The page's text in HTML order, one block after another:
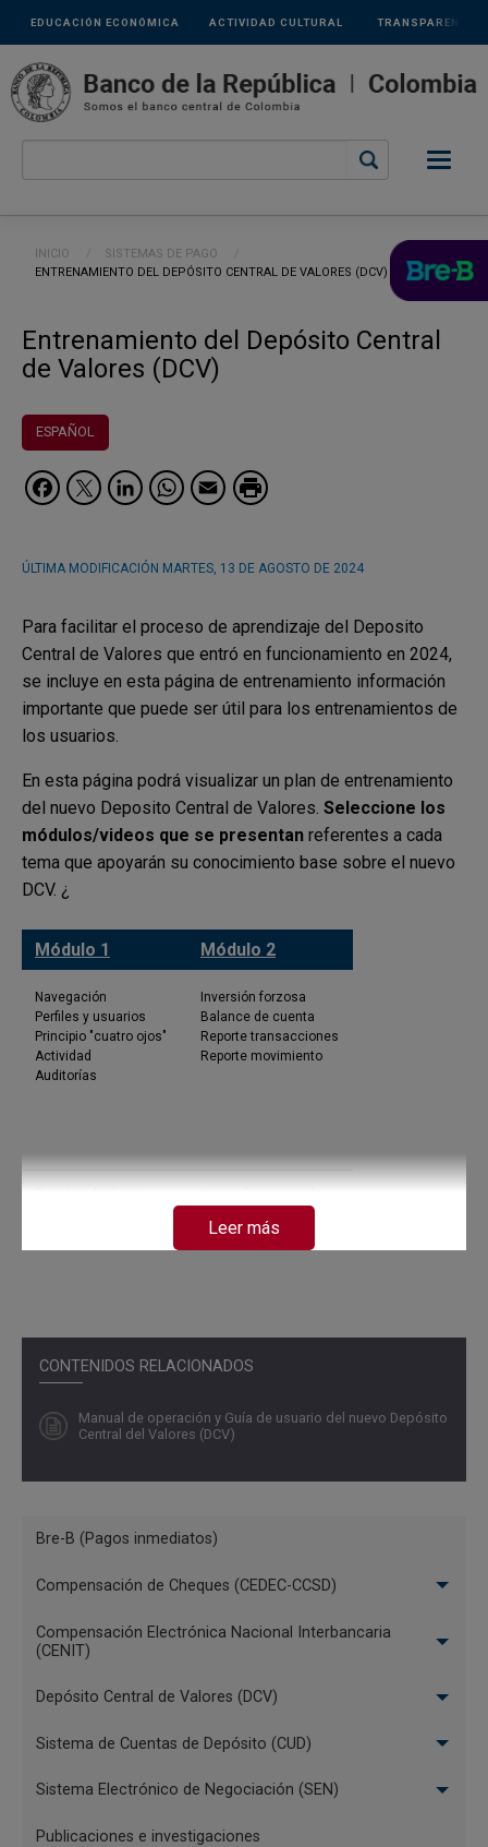
Pasar al contenido principal
Links
secundarios
ACTIVIDAD CULTURAL
EDUCACIÓN ECONÓMICA TRANSPARENCIA
Ruta de navegación
INICIO
SISTEMAS DE PAGO
CURRENT:
ENTRENAMIENTO DEL DEPÓSITO CENTRAL DE VALORES (DCV)
Entrenamiento del Depósito Central
de Valores (DCV)
ESPAÑOL
Facebook
Twitter
LinkedIn
WhatsApp
Email
ÚLTIMA MODIFICACIÓN MARTES, 13 DE AGOSTO DE 2024
CONTENIDOS RELACIONADOS
Manual de operación y Guía de usuario del nuevo Depósito
Central del Valores (DCV)
Para facilitar el proceso de aprendizaje del Deposito
Central de Valores que entró en funcionamiento en 2024,
se incluye en esta página de entrenamiento información
importante que puede ser útil para los entrenamientos de
los usuarios.
En esta página podrá visualizar un plan de entrenamiento
del nuevo Deposito Central de Valores. Seleccione los
módulos/videos que se presentan referentes a cada
tema que apoyarán su conocimiento base sobre el nuevo
DCV. ¿
Módulo 1
Navegación
Perfiles y usuarios
Principio "cuatro ojos"
Actividad
Auditorías
Configuración custodios
Módulo 2
Inversión forzosa
Balance de cuenta
Reporte transacciones
Reporte movimiento
Inversión subasta TES
Delegación de
inversiones
Módulo 3
Compraventas
Cambio fecha repo
Contratos
Banrep
Encadenamiento
Sustitución colaterales
Cambio fecha Repo
Módulo 4
Repo intradía
Depósitos remunerados
Redención anticipada
Desinversión anticipada
Garantías IMF
cambio fecha
sustitución de
Leer más
Menú
de
Pago
Bre-B (Pagos inmediatos)
Compensación de Cheques (CEDEC-CCSD)
Compensación Electrónica Nacional Interbancaria
(CENIT)
Depósito Central de Valores (DCV)
Sistema de Cuentas de Depósito (CUD)
Sistema Electrónico de Negociación (SEN)
Publicaciones e investigaciones